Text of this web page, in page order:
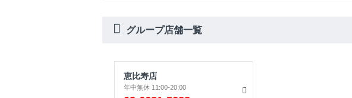
グループ店舗一覧
恵比寿店
年中無休 11:00-20:00